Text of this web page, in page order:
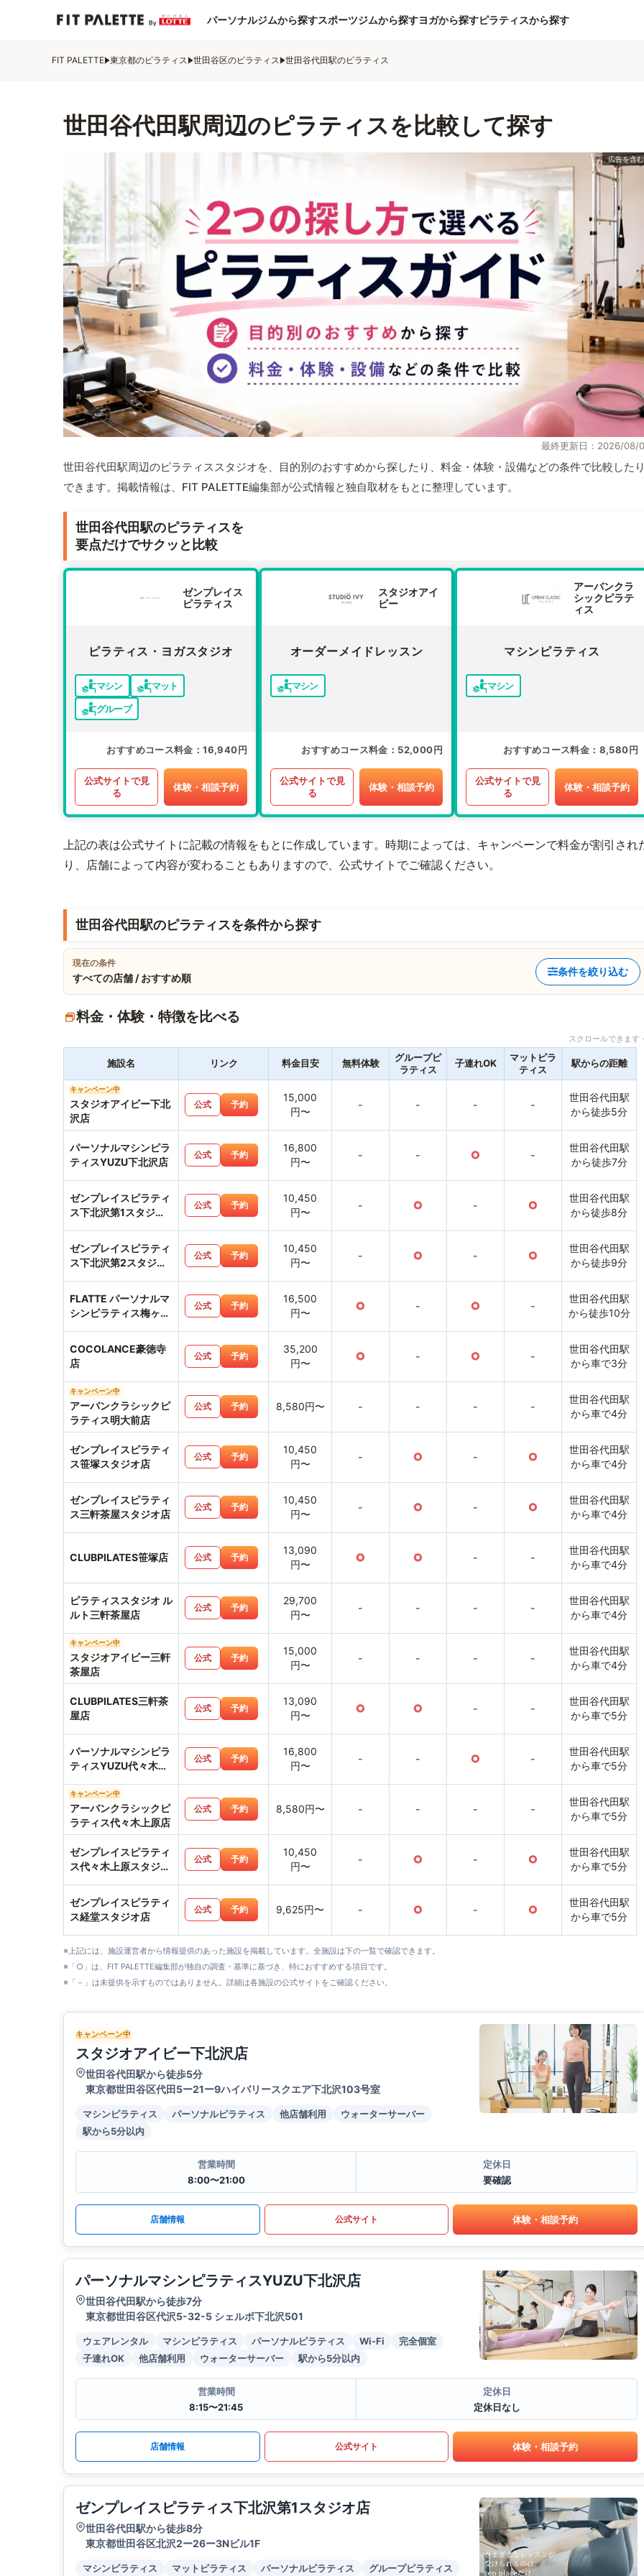
パーソナルジムから探すスポーツジムから探すヨガから探すピラティスから探す
FIT PALETTE 東京都のピラティス 世田谷区のピラティス 世田谷代田駅のピラティス
世田谷代田駅周辺のピラティスを比較して探す
最終更新日：2026/08/
世田谷代田駅周辺のピラティススタジオを、目的別のおすすめから探したり、料金・体験・設備などの条件で比較した
できます。掲載情報は、FIT PALETTE編集部が公式情報と独自取材をもとに整理しています。
世田谷代田駅のピラティスを
要点だけでサクッと比較
ゼンプレイス
ピラティス
ピラティス・ヨガスタジオ
マシン
マット
グループ
おすすめコース料金 16,940円
公式サイトで見
る
体験・相談予約
スタジオアイ
ビー
オーダーメイドレッスン
マシン
おすすめコース料金 52,000円
公式サイトで見
る
体験・相談予約
アーバンクラ
シックピラテ
ィス
マシンピラティス
マシン
おすすめコース料金 8,580円
公式サイトで見
る
体験・相談予約
上記の表は公式サイトに記載の情報をもとに作成しています。時期によっては、キャンペーンで料金が割引され
り、店舗によって内容が変わることもありますので、公式サイトでご確認ください。
世田谷代田駅のピラティスを条件から探す
現在の条件
すべての店舗 / おすすめ順
条件を絞り込む
料金・体験・特徴を比べる
スクロールできま
施設名 リンク 料金目安 無料体験
グループピ
ラティス
子連れOK
マットピラ
ティス
駅からの距離
キャンペーン中
スタジオアイビー下北
沢店
公式 予約
15,000
円〜
- - - -
世田谷代田駅
から徒歩5分
パーソナルマシンピラ
ティスYUZU下北沢店
公式 予約
16,800
円〜
- - ○ -
世田谷代田駅
から徒歩7分
ゼンプレイスピラティ
ス下北沢第1スタジオ
公式 予約
10,450
円〜
- ○ - ○
世田谷代田駅
から徒歩8分
ゼンプレイスピラティ
ス下北沢第2スタジオ
公式 予約
10,450
円〜
- ○ - ○
世田谷代田駅
から徒歩9分
FLATTE パーソナルマ
シンピラティス梅ヶ丘
公式 予約
16,500
円〜
○ - ○ -
世田谷代田駅
から徒歩10分
COCOLANCE豪徳寺
店
公式 予約
35,200
円〜
○ - ○ -
世田谷代田駅
から車で3分
キャンペーン中
アーバンクラシックピ
ラティス明大前店
公式 予約 8,580円〜 - - - -
世田谷代田駅
から車で4分
ゼンプレイスピラティ
ス笹塚スタジオ店
公式 予約
10,450
円〜
- ○ - ○
世田谷代田駅
から車で4分
ゼンプレイスピラティ
ス三軒茶屋スタジオ店
公式 予約
10,450
円〜
- ○ - ○
世田谷代田駅
から車で4分
CLUBPILATES笹塚店 公式 予約
13,090
円〜
○ ○ - -
世田谷代田駅
から車で4分
ピラティススタジオ ル
ルト三軒茶屋店
公式 予約
29,700
円〜
- - - -
世田谷代田駅
から車で4分
キャンペーン中
スタジオアイビー三軒
茶屋店
公式 予約
15,000
円〜
- - - -
世田谷代田駅
から車で4分
CLUBPILATES三軒茶
屋店
公式 予約
13,090
円〜
○ ○ - -
世田谷代田駅
から車で5分
パーソナルマシンピラ
ティスYUZU代々木上
公式 予約
16,800
円〜
- - ○ -
世田谷代田駅
から車で5分
キャンペーン中
アーバンクラシックピ
ラティス代々木上原店
公式 予約 8,580円〜 - - - -
世田谷代田駅
から車で5分
ゼンプレイスピラティ
ス代々木上原スタジオ
公式 予約
10,450
円〜
- ○ - ○
世田谷代田駅
から車で5分
ゼンプレイスピラティ
ス経堂スタジオ店
公式 予約 9,625円〜 - ○ - ○
世田谷代田駅
から車で5分
※上記には、施設運営者から情報提供のあった施設を掲載しています。全施設は下の一覧で確認できます。
※「○」は、FIT PALETTE編集部が独自の調査・基準に基づき、特におすすめする項目です。
※「－」は未提供を示すものではありません。詳細は各施設の公式サイトをご確認ください。
キャンペーン中
スタジオアイビー下北沢店
世田谷代田駅から徒歩5分
東京都世田谷区代田5ー21ー9ハイバリースクエア下北沢103号室
マシンピラティス パーソナルピラティス 他店舗利用
ウォーターサーバー
駅から5分以内
営業時間
8:00〜21:00
定休日
要確認
店舗情報 公式サイト 体験・相談予約
パーソナルマシンピラティスYUZU下北沢店
世田谷代田駅から徒歩7分
東京都世田谷区代沢5-32-5 シェルボ下北沢501
ウェアレンタル マシンピラティス パーソナルピラティス Wi-Fi
完全個室
子連れOK
他店舗利用 ウォーターサーバー 駅から5分以内
営業時間
8:15〜21:45
定休日
定休日なし
店舗情報 公式サイト 体験・相談予約
ゼンプレイスピラティス下北沢第1スタジオ店
世田谷代田駅から徒歩8分
東京都世田谷区北沢2ー26ー3Nビル1F
マシンピラティス マットピラティス パーソナルピラティス グループピラティス